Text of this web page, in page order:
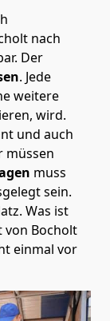
nach
Der
. Jede
weitere
wird.
und auch
müssen
muss
sein.
Was ist
von Bocholt
einmal vor